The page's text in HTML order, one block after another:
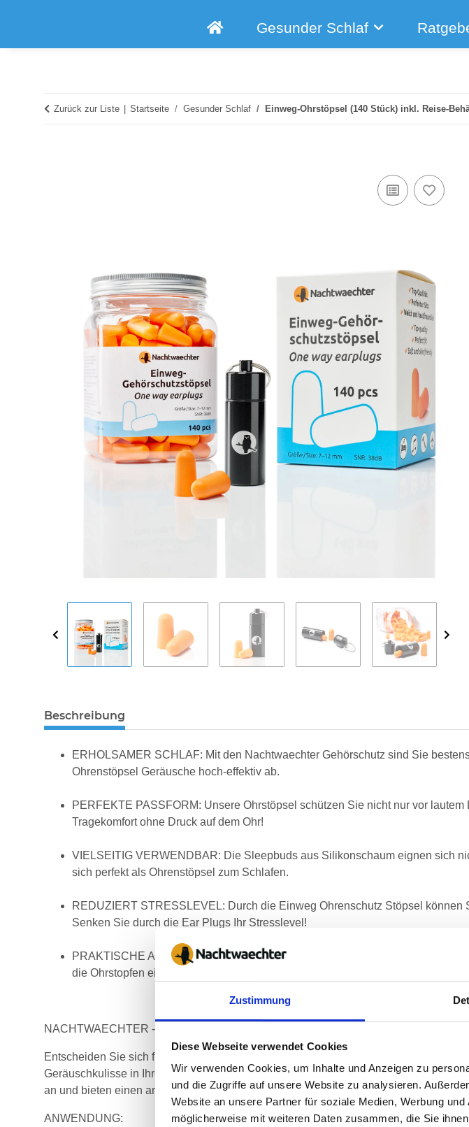
Zustimmung
Diese Webseite verwendet Cookies
Wir verwenden Cookies, um Inhalte und Anzeigen zu
und die Zugriffe auf unsere Website zu analysieren.
Website an unsere Partner für soziale Medien, Werbung
möglicherweise mit weiteren Daten zusammen, die Sie
Gesunder Schlaf
Zurück zur Liste Startseite Gesunder Schlaf Einweg-Ohrstöpsel (140 Stück) inkl. Reise-
Beschreibung
ERHOLSAMER SCHLAF: Mit den Nachtwaechter Gehörschutz sind Sie
Ohrenstöpsel Geräusche hoch-effektiv ab.
PERFEKTE PASSFORM: Unsere Ohrstöpsel schützen Sie nicht nur vor
Tragekomfort ohne Druck auf dem Ohr!
VIELSEITIG VERWENDBAR: Die Sleepbuds aus Silikonschaum eignen sich
sich perfekt als Ohrenstöpsel zum Schlafen.
REDUZIERT STRESSLEVEL: Durch die Einweg Ohrenschutz Stöpsel
Senken Sie durch die Ear Plugs Ihr Stresslevel!
PRAKTISCHE AUFBEWAHRUNG: Mit dem Paket erhalten Sie neben den
die Ohrstopfen einfach und gut geschützt transportieren können.
NACHTWAECHTER - GEHÖRSCHUTZ FÜR MEHR RUHE UND WENIGER
Entscheiden Sie sich für Einweg Ohrenstöpsel von Nachtwaechter und schützen
Geräuschkulisse in Ihrer Umgebung bis zu 38db und reduzieren Ihr Stresslevel.
an und bieten einen angenehmen Tragekomfort.
ANWENDUNG: